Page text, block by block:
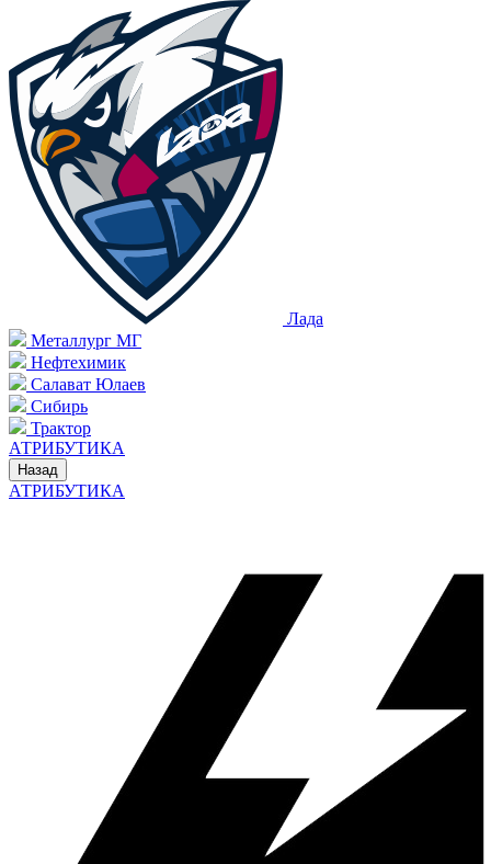
Лада
Металлург МГ
Нефтехимик
Салават Юлаев
Сибирь
Трактор
АТРИБУТИКА
Назад
АТРИБУТИКА